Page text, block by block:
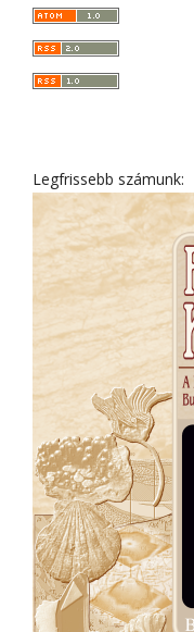
Legfrissebb számunk: